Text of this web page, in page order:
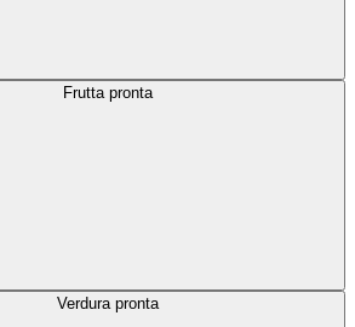
Frutta pronta
Verdura pronta